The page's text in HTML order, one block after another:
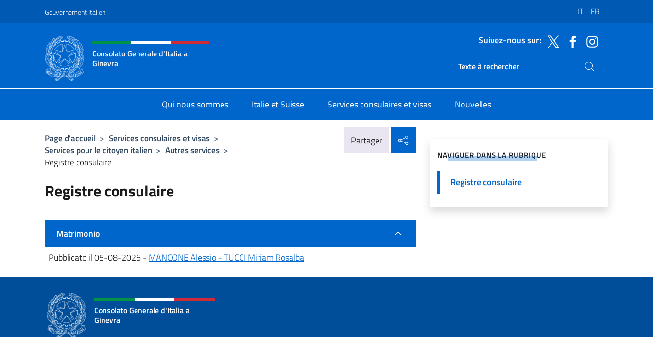
Gouvernement Italien IT FR
Site Web, social et en-tête de menu
Consolato Generale d'Italia a
Ginevra
Suivez-nous sur:
Ricerca sito live
Rechercher dans le site
Qui nous sommes Italie et Suisse Services consulaires et visas Nouvelles
Page d'accueil > Services consulaires et visas >
Services pour le citoyen italien > Autres services >
Registre consulaire
Partager
Registre consulaire
Matrimonio
Pubblicato il 05-08-2026 - MANCONE Alessio - TUCCI Miriam Rosalba
NAVIGUER DANS LA RUBRIQUE
Registre consulaire
Consolato Generale d'Italia a
Ginevra